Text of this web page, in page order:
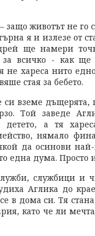
животът не го
я и излезе от
ще намери
всичко - как ще
не хареса нито
стая за бебето.
вземе дъщерята,
Той заведе
детето, а тя
нямало
да осинови
една дума. Просто
службици и
Аглика до
в дома си. Тя
като че ли